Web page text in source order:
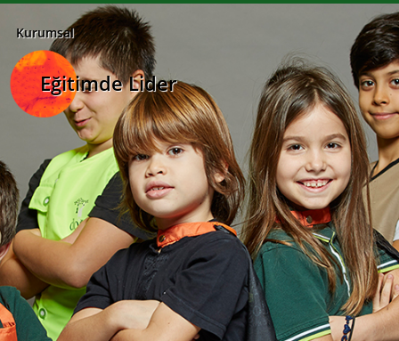
Kurumsal
Eğitimde Lider